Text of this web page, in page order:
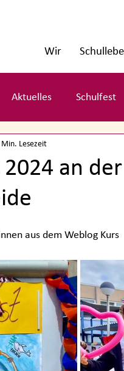
Wir
Aktuelles Schulfest
an
Min. Lesezeit
aus dem Weblog Kurs